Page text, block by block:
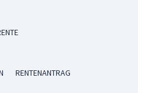
RENTENANTRAG